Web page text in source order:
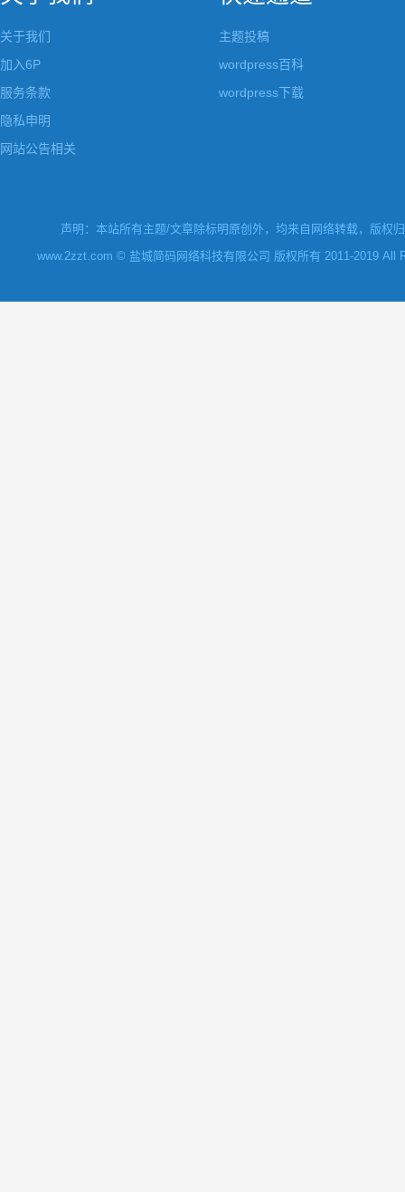
关于我们
加入6P
服务条款
隐私申明
网站公告相关
主题投稿
wordpress百科
wordpress下载
声明：本站所有主题/文章除标明原创外，均来自网络转载，版权
www.2zzt.com © 盐城简码网络科技有限公司 版权所有 2011-2019